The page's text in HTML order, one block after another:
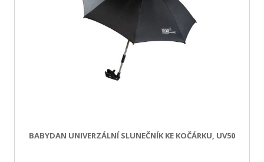
BABYDAN UNIVERZÁLNÍ SLUNEČNÍK KE KOČÁRKU, UV50